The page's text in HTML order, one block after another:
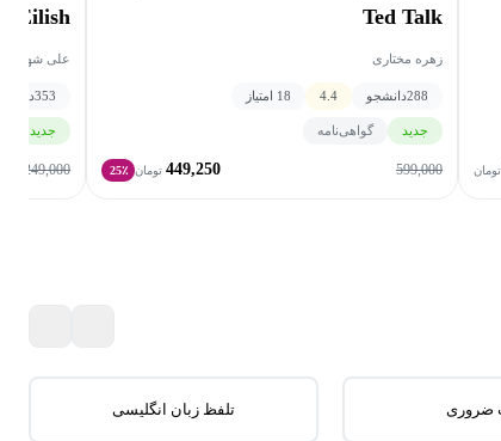
تومان
Ted Talk
زهره مختاری
288دانشجو 4.4 18 امتیاز
جدید گواهی‌نامه
599,000
449,250 تومان 25٪
Eilish
علی شهبازی
353
جدید
249,000
ضروری تلفظ زبان انگلیسی